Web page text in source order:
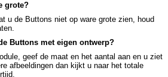
grote?
u de Buttons niet op ware grote zien, houd
Buttons met eigen ontwerp?
geef de maat en het aantal aan en u ziet
afbeeldingen dan kijkt u naar het totale